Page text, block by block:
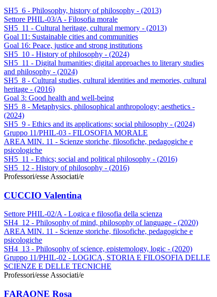
SH5_6 - Philosophy, history of philosophy - (2013)
Settore PHIL-03/A - Filosofia morale
SH5_11 - Cultural heritage, cultural memory - (2013)
Goal 11: Sustainable cities and communities
Goal 16: Peace, justice and strong institutions
SH5_10 - History of philosophy - (2024)
SH5_11 - Digital humanities; digital approaches to literary studies
and philosophy - (2024)
SH5_8 - Cultural studies, cultural identities and memories, cultural
heritage - (2016)
Goal 3: Good health and well-being
SH5_8 - Metaphysics, philosophical anthropology; aesthetics -
(2024)
SH5_9 - Ethics and its applications; social philosophy - (2024)
Gruppo 11/PHIL-03 - FILOSOFIA MORALE
AREA MIN. 11 - Scienze storiche, filosofiche, pedagogiche e
psicologiche
SH5_11 - Ethics; social and political philosophy - (2016)
SH5_12 - History of philosophy - (2016)
Professori/esse Associati/e
CUCCIO Valentina
Settore PHIL-02/A - Logica e filosofia della scienza
SH4_12 - Philosophy of mind, philosophy of language - (2020)
AREA MIN. 11 - Scienze storiche, filosofiche, pedagogiche e
psicologiche
SH4_13 - Philosophy of science, epistemology, logic - (2020)
Gruppo 11/PHIL-02 - LOGICA, STORIA E FILOSOFIA DELLE
SCIENZE E DELLE TECNICHE
Professori/esse Associati/e
FARAONE Rosa